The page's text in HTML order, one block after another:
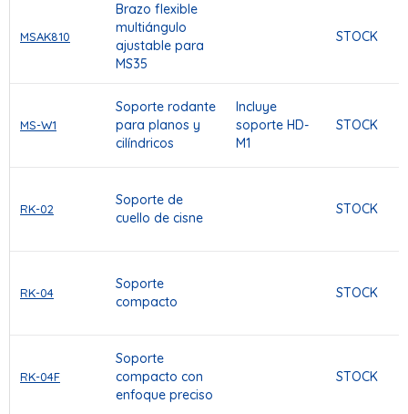
MSAK810
Brazo flexible
multiángulo
ajustable para
MS35
STOCK
MS-W1
Soporte rodante
para planos y
cilíndricos
Incluye
soporte HD-
M1
STOCK
RK-02
Soporte de
cuello de cisne
STOCK
RK-04
Soporte
compacto
STOCK
RK-04F
Soporte
compacto con
enfoque preciso
STOCK